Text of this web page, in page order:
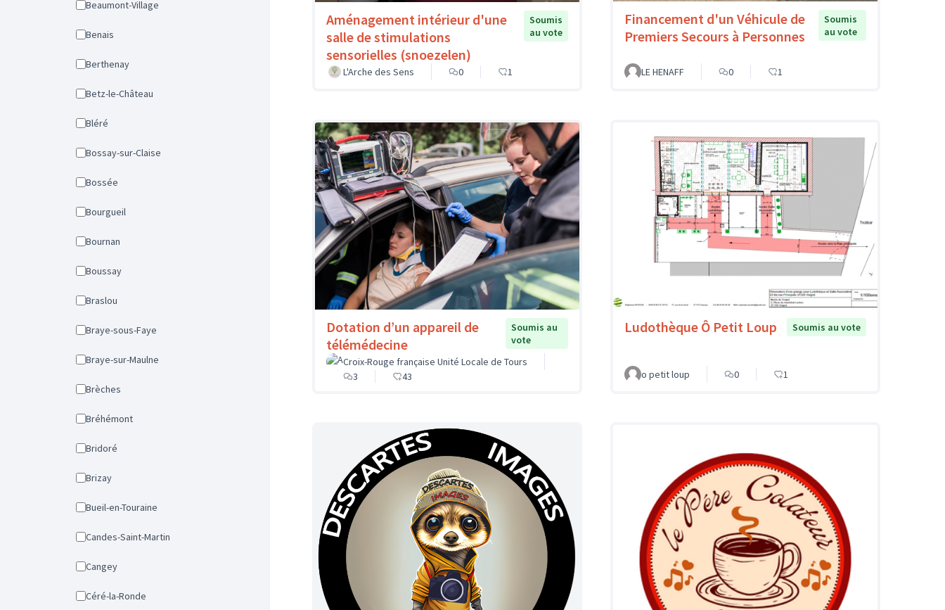
Beaumont-Village
Benais
Berthenay
Betz-le-Château
Bléré
Bossay-sur-Claise
Bossée
Bourgueil
Bournan
Boussay
Braslou
Braye-sous-Faye
Braye-sur-Maulne
Brèches
Bréhémont
Bridoré
Brizay
Bueil-en-Touraine
Candes-Saint-Martin
Cangey
Céré-la-Ronde
Aménagement intérieur d'une
salle de stimulations
sensorielles (snoezelen)
Soumis
au vote
L'Arche des Sens 0 1
Financement d'un Véhicule de
Premiers Secours à Personnes
Soumis
au vote
LE HENAFF 0 1
Dotation d’un appareil de
télémédecine
Soumis au
vote
Croix-Rouge française Unité Locale de Tours
3
43
Ludothèque Ô Petit Loup Soumis au vote
o petit loup 0 1